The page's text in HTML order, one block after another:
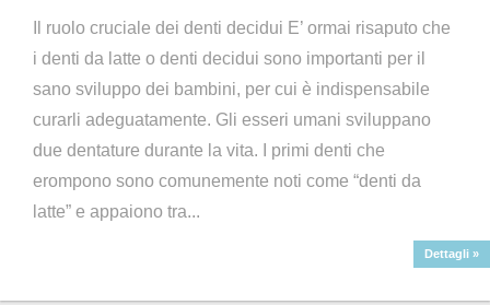
Il ruolo cruciale dei denti decidui E’ ormai risaputo che
i denti da latte o denti decidui sono importanti per il
sano sviluppo dei bambini, per cui è indispensabile
curarli adeguatamente. Gli esseri umani sviluppano
due dentature durante la vita. I primi denti che
erompono sono comunemente noti come “denti da
latte” e appaiono tra...
Dettagli »